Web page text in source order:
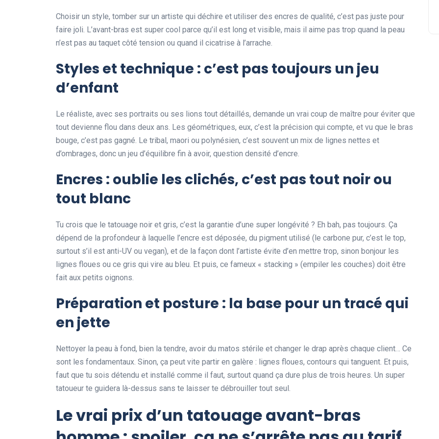
Choisir un style, tomber sur un artiste qui déchire et utiliser des encres de qualité, c’est pas juste pour
faire joli. L’avant-bras est super cool parce qu’il est long et visible, mais il aime pas trop quand la peau
n’est pas au taquet côté tension ou quand il cicatrise à l’arrache.
Styles et technique : c’est pas toujours un jeu
d’enfant
Le réaliste, avec ses portraits ou ses lions tout détaillés, demande un vrai coup de maître pour éviter que
tout devienne flou dans deux ans. Les géométriques, eux, c’est la précision qui compte, et vu que le bras
bouge, c’est pas gagné. Le tribal, maori ou polynésien, c’est souvent un mix de lignes nettes et
d’ombrages, donc un jeu d’équilibre fin à avoir, question densité d’encre.
Encres : oublie les clichés, c’est pas tout noir ou
tout blanc
Tu crois que le tatouage noir et gris, c’est la garantie d’une super longévité ? Eh bah, pas toujours. Ça
dépend de la profondeur à laquelle l’encre est déposée, du pigment utilisé (le carbone pur, c’est le top,
surtout s’il est anti-UV ou vegan), et de la façon dont l’artiste évite d’en mettre trop, sinon bonjour les
lignes floues ou ce gris qui vire au bleu. Et puis, ce fameux « stacking » (empiler les couches) doit être
fait aux petits oignons.
Préparation et posture : la base pour un tracé qui
en jette
Nettoyer la peau à fond, bien la tendre, avoir du matos stérile et changer le drap après chaque client… Ce
sont les fondamentaux. Sinon, ça peut vite partir en galère : lignes floues, contours qui tanguent. Et puis,
faut que tu sois détendu et installé comme il faut, surtout quand ça dure plus de trois heures. Un super
tatoueur te guidera là-dessus sans te laisser te débrouiller tout seul.
Le vrai prix d’un tatouage avant-bras